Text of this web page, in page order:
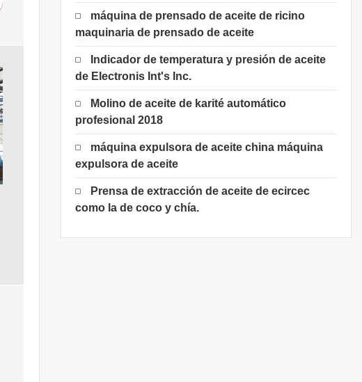
máquina de prensado de aceite de ricino
maquinaria de prensado de aceite
Indicador de temperatura y presión de aceite
de Electronis Int's Inc.
Molino de aceite de karité automático
profesional 2018
máquina expulsora de aceite china máquina
expulsora de aceite
Prensa de extracción de aceite de ecircec
como la de coco y chía.